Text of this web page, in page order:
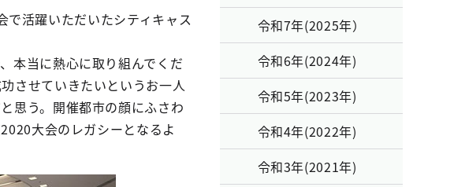
活躍いただいたシティキャス
本当に熱心に取り組んでくだ
させていきたいというお一人
思う。開催都市の顔にふさわ
大会のレガシーとなるよ
令和7年(2025年）
令和6年(2024年)
令和5年(2023年)
令和4年(2022年)
令和3年(2021年)